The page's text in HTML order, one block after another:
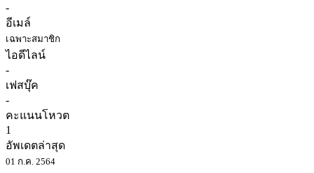
-
อีเมล์
เฉพาะสมาชิก
ไอดีไลน์
-
เฟสบุ๊ค
-
คะแนนโหวต
1
อัพเดตล่าสุด
01 ก.ค. 2564